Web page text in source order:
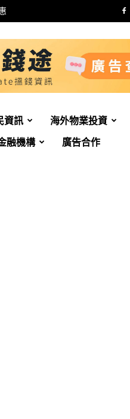
資訊
海外物業投資
融機構 廣告合作